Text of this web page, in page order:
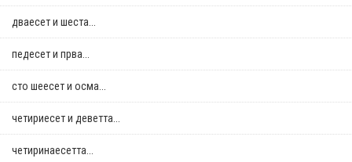
дваесет и шеста...
педесет и прва...
сто шеесет и осма...
четириесет и деветта...
четиринаесетта...